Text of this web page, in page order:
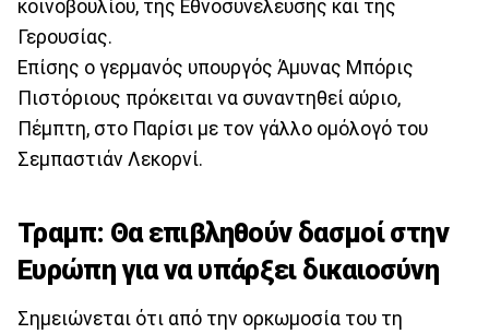
κοινοβουλίου, της Εθνοσυνέλευσης και της
Γερουσίας.
Επίσης ο γερμανός υπουργός Άμυνας Μπόρις
Πιστόριους πρόκειται να συναντηθεί αύριο,
Πέμπτη, στο Παρίσι με τον γάλλο ομόλογό του
Σεμπαστιάν Λεκορνί.
Τραμπ: Θα επιβληθούν δασμοί στην
Ευρώπη για να υπάρξει δικαιοσύνη
Σημειώνεται ότι από την ορκωμοσία του τη